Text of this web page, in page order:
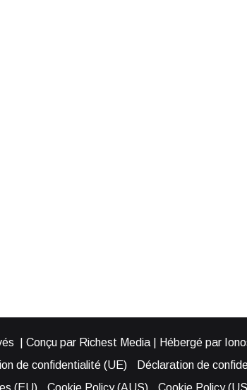
| Conçu par Richest Media | Hébergé par
de confidentialité (UE) Déclaration de
(EU) Cookie Policy (AUS) Cookie Policy